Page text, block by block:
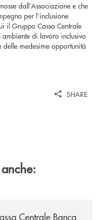
dall’Associazione e che
per l’inclusione
il Gruppo Cassa Centrale
di lavoro inclusivo
medesime opportunità
SHARE
Centrale Banca